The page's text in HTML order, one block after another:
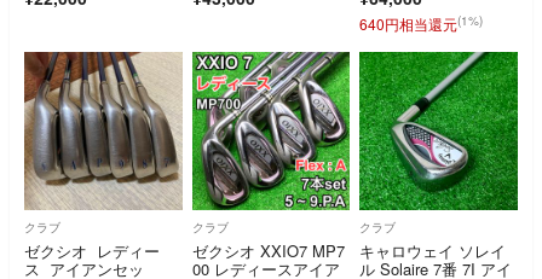
ト フレックスL 右
640円相当還元(1%)
クラブ
ゼクシオ レディー
ス アイアンセッ
クラブ
ゼクシオ XXIO7 MP7
00 レディースアイア
クラブ
キャロウェイ ソレイ
ル Solaire 7番 7I アイ